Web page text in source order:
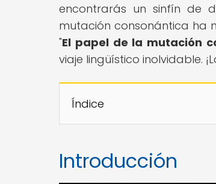
encontrarás un sinfín de
mutación consonántica ha
"El papel de la mutación
viaje lingüístico inolvidable.
Índice
Introducción